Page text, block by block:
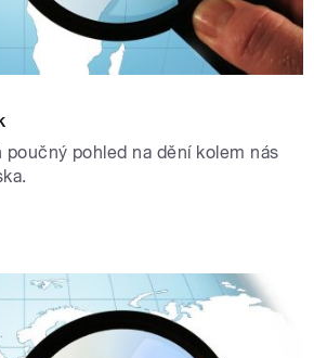
poučný pohled na dění kolem nás